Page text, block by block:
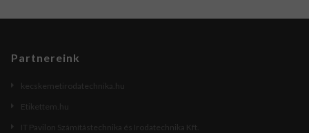
Partnereink
kecskemetirodatechnika.hu
Etikettem.hu
IT Pavilon Számítástechnika és Irodatechnika Kft.